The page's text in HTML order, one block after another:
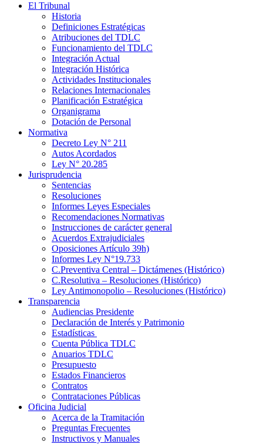
El Tribunal
Historia
Definiciones Estratégicas
Atribuciones del TDLC
Funcionamiento del TDLC
Integración Actual
Integración Histórica
Actividades Institucionales
Relaciones Internacionales
Planificación Estratégica
Organigrama
Dotación de Personal
Normativa
Decreto Ley N° 211
Autos Acordados
Ley N° 20.285
Jurisprudencia
Sentencias
Resoluciones
Informes Leyes Especiales
Recomendaciones Normativas
Instrucciones de carácter general
Acuerdos Extrajudiciales
Oposiciones Artículo 39h)
Informes Ley N°19.733
C.Preventiva Central – Dictámenes (Histórico)
C.Resolutiva – Resoluciones (Histórico)
Ley Antimonopolio – Resoluciones (Histórico)
Transparencia
Audiencias Presidente
Declaración de Interés y Patrimonio
Estadísticas
Cuenta Pública TDLC
Anuarios TDLC
Presupuesto
Estados Financieros
Contratos
Contrataciones Públicas
Oficina Judicial
Acerca de la Tramitación
Preguntas Frecuentes
Instructivos y Manuales